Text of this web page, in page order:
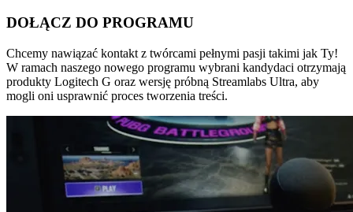
DOŁĄCZ DO PROGRAMU
Chcemy nawiązać kontakt z twórcami pełnymi pasji takimi jak Ty!
W ramach naszego nowego programu wybrani kandydaci otrzymają
produkty Logitech G oraz wersję próbną Streamlabs Ultra, aby
mogli oni usprawnić proces tworzenia treści.